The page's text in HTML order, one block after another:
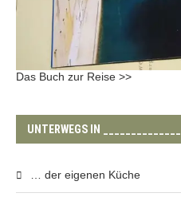
Das Buch zur Reise >>
UNTERWEGS IN _______________
… der eigenen Küche